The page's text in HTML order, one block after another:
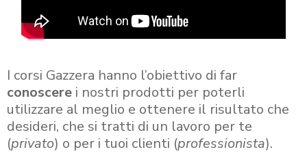
I corsi Gazzera hanno l’obiettivo di far
conoscere i nostri prodotti per poterli
utilizzare al meglio e ottenere il risultato che
desideri, che si tratti di un lavoro per te
(privato) o per i tuoi clienti (professionista).